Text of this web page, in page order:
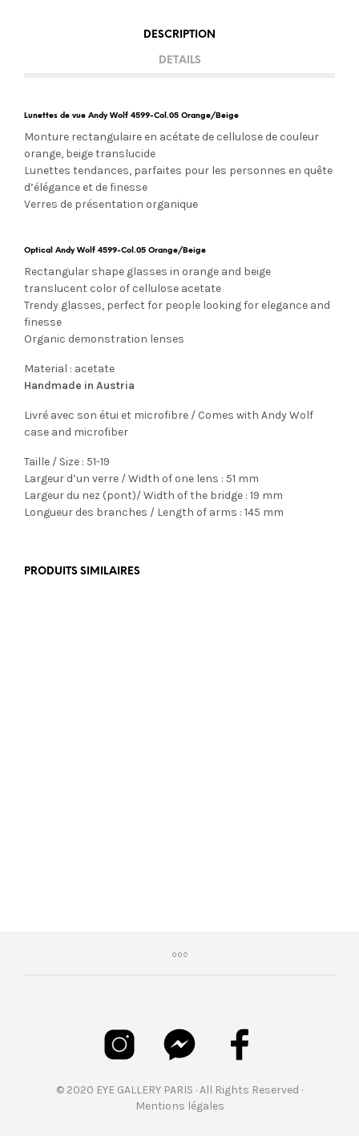
DESCRIPTION
DETAILS
Lunettes de vue Andy Wolf 4599-Col.05 Orange/Beige
Monture rectangulaire en acétate de cellulose de couleur
orange, beige translucide
Lunettes tendances, parfaites pour les personnes en quête
d’élégance et de finesse
Verres de présentation organique
Optical Andy Wolf 4599-Col.05 Orange/Beige
Rectangular shape glasses in orange and beige
translucent color of cellulose acetate
Trendy glasses, perfect for people looking for elegance and
finesse
Organic demonstration lenses
Material : acetate
Handmade in Austria
Livré avec son étui et microfibre / Comes with Andy Wolf
case and microfiber
Taille / Size : 51-19
Largeur d’un verre / Width of one lens : 51 mm
Largeur du nez (pont)/ Width of the bridge : 19 mm
Longueur des branches / Length of arms : 145 mm
PRODUITS SIMILAIRES
© 2020 EYE GALLERY PARIS · All Rights Reserved ·
Mentions légales